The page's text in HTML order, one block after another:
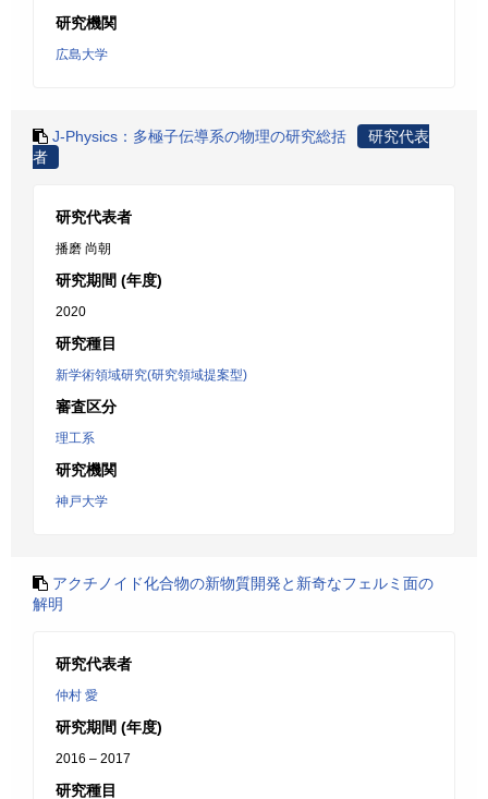
研究機関
広島大学
J-Physics：多極子伝導系の物理の研究総括
研究代表
者
研究代表者
播磨 尚朝
研究期間 (年度)
2020
研究種目
新学術領域研究(研究領域提案型)
審査区分
理工系
研究機関
神戸大学
アクチノイド化合物の新物質開発と新奇なフェルミ面の
解明
研究代表者
仲村 愛
研究期間 (年度)
2016 – 2017
研究種目